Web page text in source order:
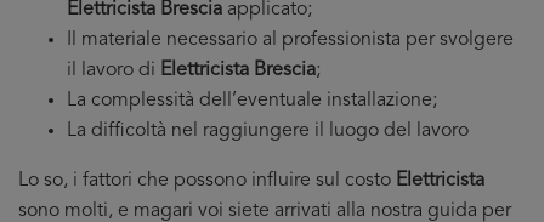
Elettricista Brescia applicato;
Il materiale necessario al professionista per svolgere
il lavoro di Elettricista Brescia;
La complessità dell’eventuale installazione;
La difficoltà nel raggiungere il luogo del lavoro
Lo so, i fattori che possono influire sul costo Elettricista
sono molti, e magari voi siete arrivati alla nostra guida per